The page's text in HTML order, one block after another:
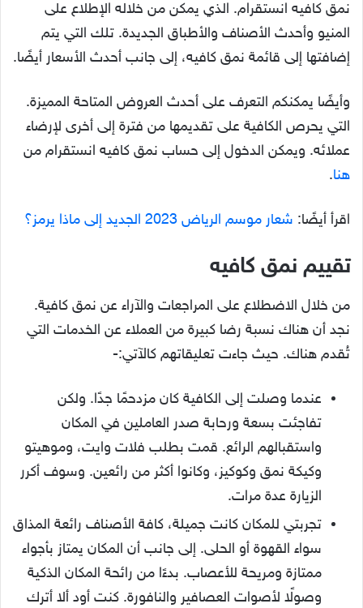
نمق كافيه انستقرام. الذي يمكن من خلاله الإطلاع على
المنيو وأحدث الأصناف والأطباق الجديدة. تلك التي يتم
إضافتها إلى قائمة نمق كافيه، إلى جانب أحدث الأسعار أيضًا.
وأيضًا يمكنكم التعرف على أحدث العروض المتاحة المميزة.
التي يحرص الكافية على تقديمها من فترة إلى أخرى لإرضاء
عملائه. ويمكن الدخول إلى حساب نمق كافيه انستقرام من
هنا.
اقرأ أيضًا: شعار موسم الرياض 2023 الجديد إلى ماذا يرمز؟
تقييم نمق كافيه
من خلال الاضطلاع على المراجعات والآراء عن نمق كافية.
نجد أن هناك نسبة رضا كبيرة من العملاء عن الخدمات التي
تُقدم هناك. حيث جاءت تعليقاتهم كالآتي:-
عندما وصلت إلى الكافية كان مزدحمًا جدًا. ولكن
تفاجئت بسعة ورحابة صدر العاملين في المكان
واستقبالهم الرائع. قمت بطلب فلات وايت، وموهيتو
وكيكة نمق وكوكيز، وكانوا أكثر من رائعين. وسوف أكرر
الزيارة عدة مرات.
تجربتي للمكان كانت جميلة، كافة الأصناف رائعة المذاق
سواء القهوة أو الحلى. إلى جانب أن المكان يمتاز بأجواء
ممتازة ومريحة للأعصاب. بدءًا من رائحة المكان الذكية
وصولًا لأصوات العصافير والنافورة. كنت أود ألا أترك